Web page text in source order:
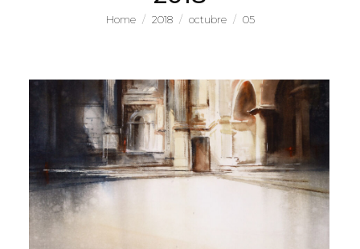
You are here:
Home 2018 octubre 05